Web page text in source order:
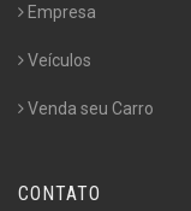
Empresa
Veículos
Venda seu Carro
CONTATO